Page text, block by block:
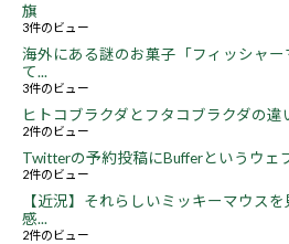
旗
3件のビュー
海外にある謎のお菓子「フィッシャ
て...
3件のビュー
ヒトコブラクダとフタコブラクダの違
2件のビュー
Twitterの予約投稿にBufferというウェ
2件のビュー
【近況】それらしいミッキーマウス
感...
2件のビュー